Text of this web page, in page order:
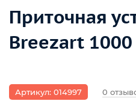
Приточная
Breezart 1000
Артикул: 014997 0